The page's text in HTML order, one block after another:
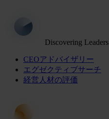
Discovering Leaders
CEOアドバイザリー
エグゼクティブサーチ
経営人材の評価